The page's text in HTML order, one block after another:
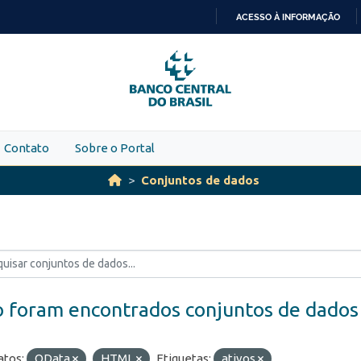
PARA
O
CONTEÚDO
ACESSO À INFORMAÇÃO
Contato Sobre o Portal
Conjuntos de dados
foram encontrados conjuntos de dados
OData HTML Etiquetas: ativos